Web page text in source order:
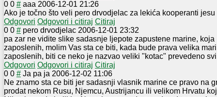
0 0 # aaa 2006-12-01 21:26
Ako je točno što veli pero drvodjelac za lekića kooperanti
Odgovori Odgovori i citiraj Citiraj
0 0 # pero drvodjelac 2006-12-01 23:32
pa zar ne vidite slike sadasnje ljepote zapustene marine,
zaposlenih, molim Vas sta ce biti, kada bude prava velika
zaposlenih, biti ce neko je nazvao veliki "kotac" prevedeno
Odgovori Odgovori i citiraj Citiraj
0 0 # Ja pa ja 2006-12-02 11:06
Ne znamo sta ce biti jer sadasnji vlasnik marine ce pravo na
prodat nekom Rusu, Njemcu, Austrijancu ili velikom Hrvatu